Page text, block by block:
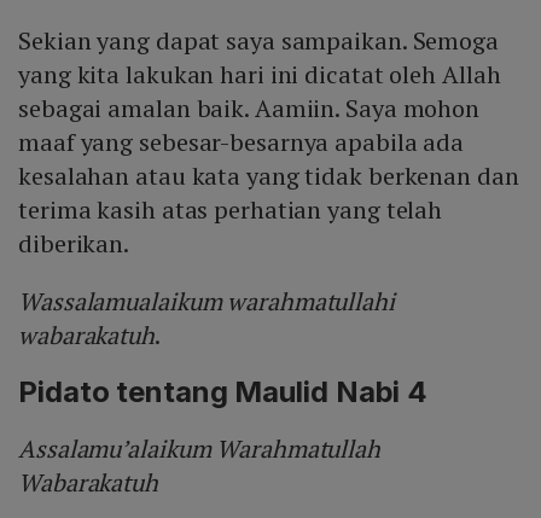
Sekian yang dapat saya sampaikan. Semoga
yang kita lakukan hari ini dicatat oleh Allah
sebagai amalan baik. Aamiin. Saya mohon
maaf yang sebesar-besarnya apabila ada
kesalahan atau kata yang tidak berkenan dan
terima kasih atas perhatian yang telah
diberikan.
Wassalamualaikum warahmatullahi
wabarakatuh.
Pidato tentang Maulid Nabi 4
Assalamu’alaikum Warahmatullah
Wabarakatuh